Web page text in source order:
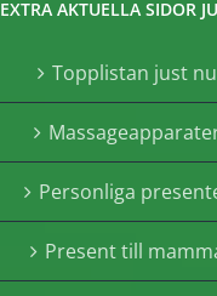
EXTRA AKTUELLA SIDOR
Topplistan just nu
Personliga
Present till